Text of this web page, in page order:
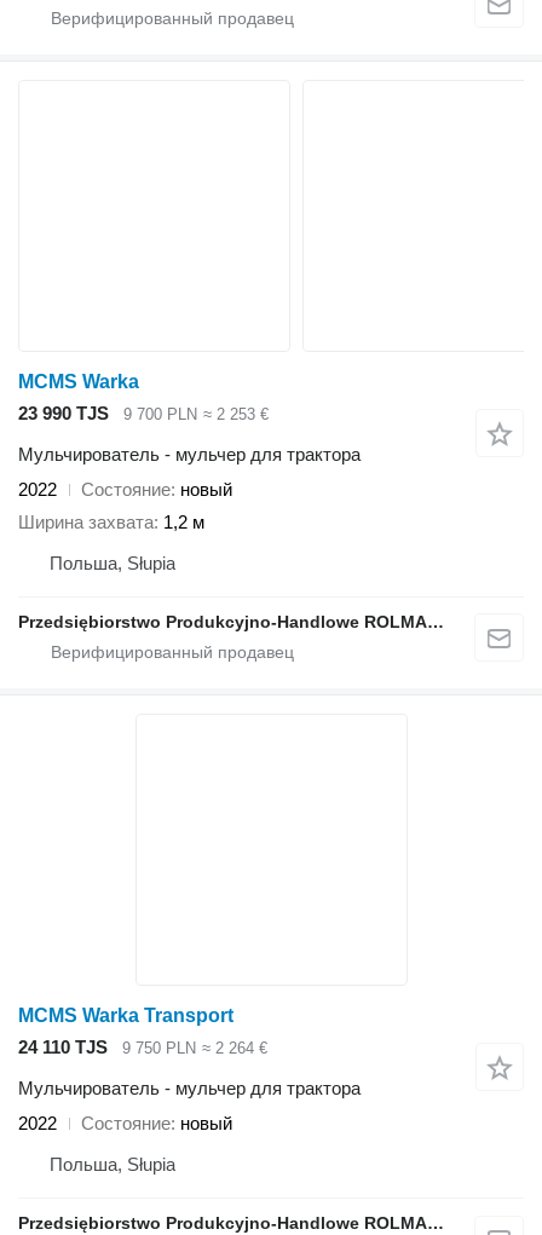
MCMS Warka
23 990 TJS
9 700 PLN ≈ 2 253 €
Мульчирователь - мульчер для трактора
2022
Состояние новый
Ширина захвата 1,2 м
Польша, Słupia
Przedsiębiorstwo Produkcyjno-Handlowe ROLMAPOL Marcin Dziekan
MCMS Warka Transport
24 110 TJS
9 750 PLN ≈ 2 264 €
Мульчирователь - мульчер для трактора
2022
Состояние новый
Польша, Słupia
Przedsiębiorstwo Produkcyjno-Handlowe ROLMAPOL Marcin Dziekan